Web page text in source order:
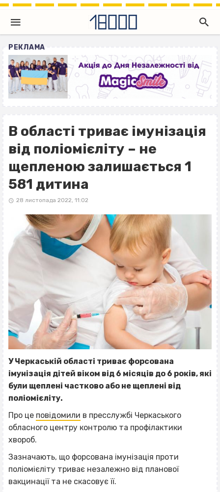
РЕКЛАМА
В області триває імунізація
від поліомієліту – не
щепленою залишається 1
581 дитина
28 листопада 2022, 11:02
У Черкаській області триває форсована
імунізація дітей віком від 6 місяців до 6 років, які
були щеплені частково або не щеплені від
поліомієліту.
Про це повідомили в пресслужбі Черкаського
обласного центру контролю та профілактики
хвороб.
Зазначають, що форсована імунізація проти
поліомієліту триває незалежно від планової
вакцинації та не скасовує її.